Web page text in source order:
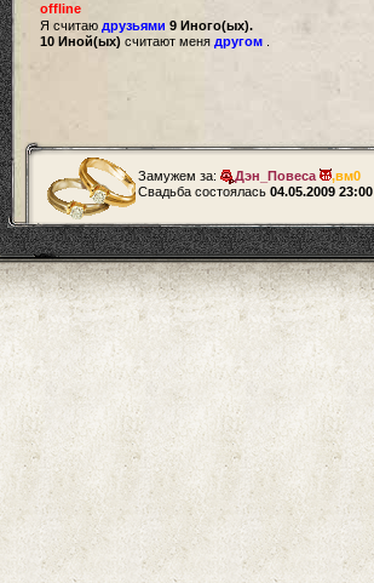
offline
Я считаю друзьями 9 Иного(ых).
10 Иной(ых) считают меня другом
Замужем за: Дэн_Повеса ,вм0
Свадьба состоялась 04.05.2009 23:00